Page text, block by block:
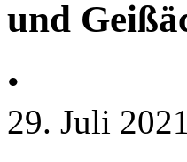
und
•
29. Juli 2021